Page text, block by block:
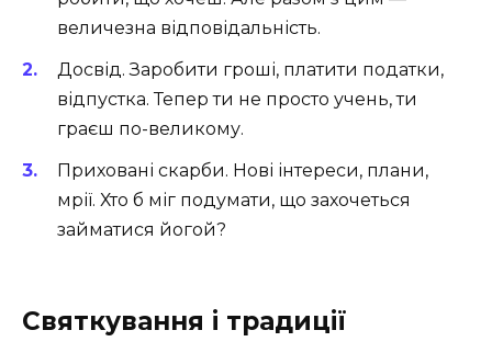
величезна відповідальність.
Досвід. Заробити гроші, платити податки,
відпустка. Тепер ти не просто учень, ти
граєш по-великому.
Приховані скарби. Нові інтереси, плани,
мрії. Хто б міг подумати, що захочеться
займатися йогой?
Святкування і традиції